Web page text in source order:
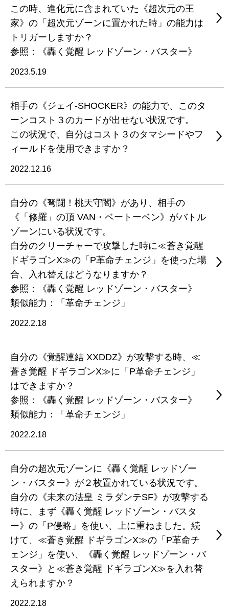
この時、進化元に含まれていた《超次元の王
家》の「超次元ゾーンに置かれた時」の能力は
トリガーしますか？
参照：《轟く覚醒 レッドゾーン・バスター》
2023.5.19
相手の《ジェイ-SHOCKER》の能力で、このタ
ーンコスト３のカードが出せない状況です。
この状況で、自分はコスト３のタマシードやフ
ィールドを使用できますか？
2022.12.16
自分の《弩闘！桃天守閣》があり、相手の
《「修羅」の頂 VAN・ベートーベン》がバトル
ゾーンにいる状況です。
自分のクリーチャーで攻撃した時に≪蒼き覚醒
ドギラゴンX≫の「P革命チェンジ」を使った場
合、入れ替えはどうなりますか？
参照：《轟く覚醒 レッドゾーン・バスター》
類似能力：「革命チェンジ」
2022.2.18
自分の《覚醒連結 XXDDZ》が攻撃する時、≪
蒼き覚醒 ドギラゴンX≫に「P革命チェンジ」
はできますか？
参照：《轟く覚醒 レッドゾーン・バスター》
類似能力：「革命チェンジ」
2022.2.18
自分の超次元ゾーンに《轟く覚醒 レッドゾー
ン・バスター》が２枚置かれている状況です。
自分の《未来の法皇 ミラダンテSF》が攻撃する
時に、まず《轟く覚醒 レッドゾーン・バスタ
ー》の「P侵略」を使い、上に重ねました。続
けて、≪蒼き覚醒 ドギラゴンX≫の「P革命チ
ェンジ」を使い、《轟く覚醒 レッドゾーン・バ
スター》と≪蒼き覚醒 ドギラゴンX≫を入れ替
えられますか？
2022.2.18